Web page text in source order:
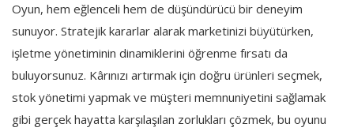
Oyun, hem eğlenceli hem de düşündürücü bir deneyim
sunuyor. Stratejik kararlar alarak marketinizi büyütürken,
işletme yönetiminin dinamiklerini öğrenme fırsatı da
buluyorsunuz. Kârınızı artırmak için doğru ürünleri seçmek,
stok yönetimi yapmak ve müşteri memnuniyetini sağlamak
gibi gerçek hayatta karşılaşılan zorlukları çözmek, bu oyunu